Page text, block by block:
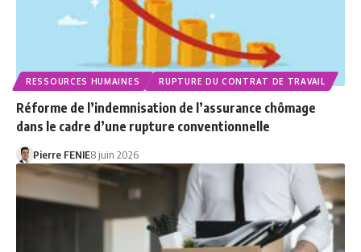
RESSOURCES HUMAINES RUPTURE DU CONTRAT DE TRAVAIL
Réforme de l’indemnisation de l’assurance chômage
dans le cadre d’une rupture conventionnelle
Pierre FENIE8 juin 2026